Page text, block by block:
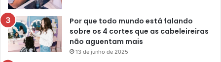
Por que todo mundo está falando
sobre os 4 cortes que as cabeleireiras
não aguentam mais
13 de junho de 2025